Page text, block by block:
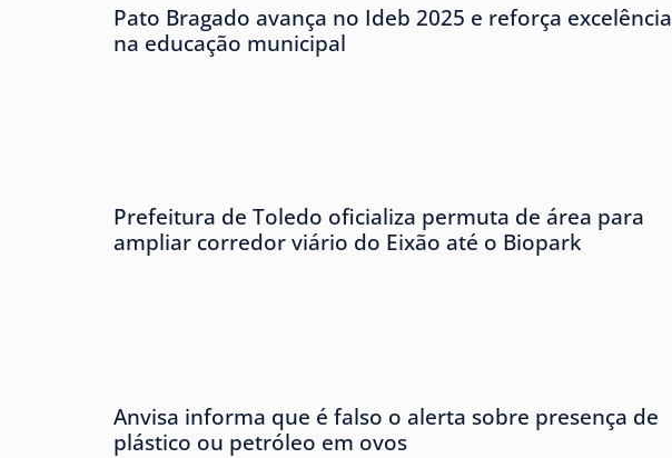
Pato Bragado avança no Ideb 2025 e reforça excelência
na educação municipal
Prefeitura de Toledo oficializa permuta de área para
ampliar corredor viário do Eixão até o Biopark
Anvisa informa que é falso o alerta sobre presença de
plástico ou petróleo em ovos